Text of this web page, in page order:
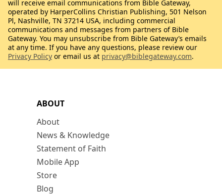
ABOUT
About
News & Knowledge
Statement of Faith
Mobile App
Store
Blog
will receive email communications from Bible Gateway,
operated by HarperCollins Christian Publishing, 501 Nelson
Pl, Nashville, TN 37214 USA, including commercial
communications and messages from partners of Bible
Gateway. You may unsubscribe from Bible Gateway’s emails
at any time. If you have any questions, please review our
Privacy Policy or email us at privacy@biblegateway.com.